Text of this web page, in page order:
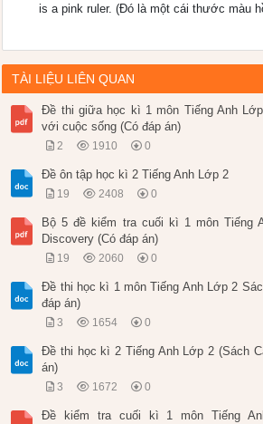
is a pink ruler. (Đó là một cái thước màu
TÀI LIỆU LIÊN QUAN
Đề thi giữa học kì 1 môn Tiếng Anh
với cuộc sống (Có đáp án)
2 1910 0
Đề ôn tập học kì 2 Tiếng Anh Lớp 2
19 2408 0
Bộ 5 đề kiểm tra cuối kì 1 môn Tiếng
Discovery (Có đáp án)
19 2060 0
Đề thi học kì 1 môn Tiếng Anh Lớp 2
đáp án)
3 1654 0
Đề thi học kì 2 Tiếng Anh Lớp 2 (Sách
án)
3 1672 0
Đề kiểm tra cuối kì 1 môn Tiếng